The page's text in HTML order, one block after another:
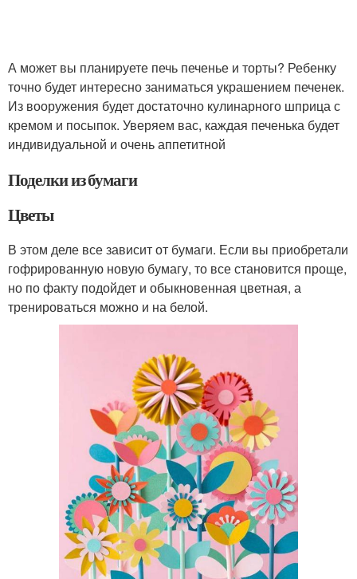
А может вы планируете печь печенье и торты? Ребенку
точно будет интересно заниматься украшением печенек.
Из вооружения будет достаточно кулинарного шприца с
кремом и посыпок. Уверяем вас, каждая печенька будет
индивидуальной и очень аппетитной
Поделки из бумаги
Цветы
В этом деле все зависит от бумаги. Если вы приобретали
гофрированную новую бумагу, то все становится проще,
но по факту подойдет и обыкновенная цветная, а
тренироваться можно и на белой.